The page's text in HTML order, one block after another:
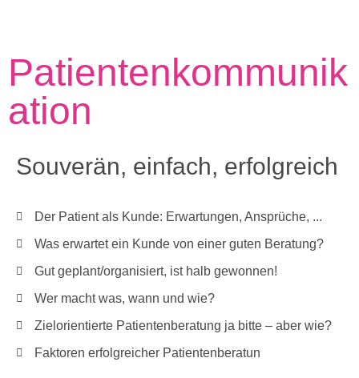
Patientenkommunik
ation
Souverän, einfach, erfolgreich
Der Patient als Kunde: Erwartungen, Ansprüche, ...
Was erwartet ein Kunde von einer guten Beratung?
Gut geplant/organisiert, ist halb gewonnen!
Wer macht was, wann und wie?
Zielorientierte Patientenberatung ja bitte – aber wie?
Faktoren erfolgreicher Patientenberatun